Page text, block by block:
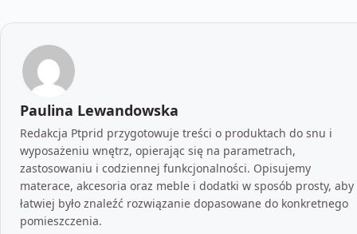
Paulina Lewandowska
Redakcja Ptprid przygotowuje treści o produktach do snu i
wyposażeniu wnętrz, opierając się na parametrach,
zastosowaniu i codziennej funkcjonalności. Opisujemy
materace, akcesoria oraz meble i dodatki w sposób prosty, aby
łatwiej było znaleźć rozwiązanie dopasowane do konkretnego
pomieszczenia.